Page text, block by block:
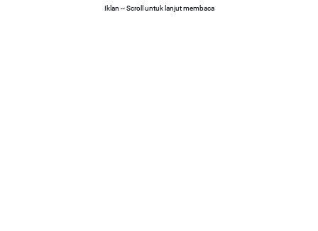
Iklan -- Scroll untuk lanjut membaca